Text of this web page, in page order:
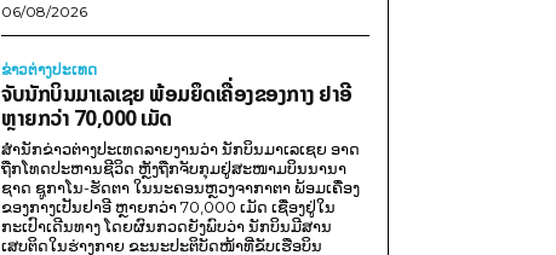
06/08/2026
ຂ່າວຕ່າງປະເທດ
ຈັບນັກບິນມາເລເຊຍ ພ້ອມຍຶດເຄື່ອງຂອງກາງ ຢາອີ
ຫຼາຍກວ່າ 70,000 ເມັດ
ສຳນັກຂ່າວຕ່າງປະເທດລາຍງານວ່າ ນັກບິນມາເລເຊຍ ອາດ
ຖືກໂທດປະຫານຊີວິດ ຫຼັງຖືກຈັບກຸມຢູ່ສະໜາມບິນນານາ
ຊາດ ຊູກາໂນ-ຮັດຕາ ໃນນະຄອນຫຼວງຈາກາຕາ ພ້ອມເຄື່ອງ
ຂອງກາງເປັນຢາອີ ຫຼາຍກວ່າ 70,000 ເມັດ ເຊື່ອງຢູ່ໃນ
ກະເປົາເດີນທາງ ໂດຍຜົນກວດຍັງພົບວ່າ ນັກບິນມີສານ
ເສບຕິດໃນຮ່າງກາຍ ຂະນະປະຕິບັດໜ້າທີ່ຂັບເຮືອບິນ